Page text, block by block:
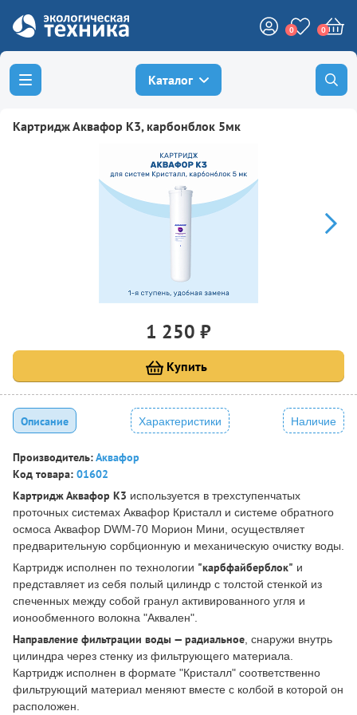
0 0
Каталог
Картридж Аквафор К3, карбонблок 5мк
1 250 ₽
Купить
Описание Характеристики Наличие
Производитель:Аквафор
Код товара: 01602
Картридж Аквафор К3 используется в трехступенчатых
проточных системах Аквафор Кристалл и системе обратного
осмоса Аквафор DWM-70 Морион Мини, осуществляет
предварительную сорбционную и механическую очистку воды.
Картридж исполнен по технологии "карбфайберблок" и
представляет из себя полый цилиндр с толстой стенкой из
спеченных между собой гранул активированного угля и
ионообменного волокна "Аквален".
Направление фильтрации воды — радиальное , снаружи внутрь
цилиндра через стенку из фильтрующего материала.
Картридж исполнен в формате "Кристалл" соответственно
фильтрующий материал меняют вместе с колбой в которой он
расположен.